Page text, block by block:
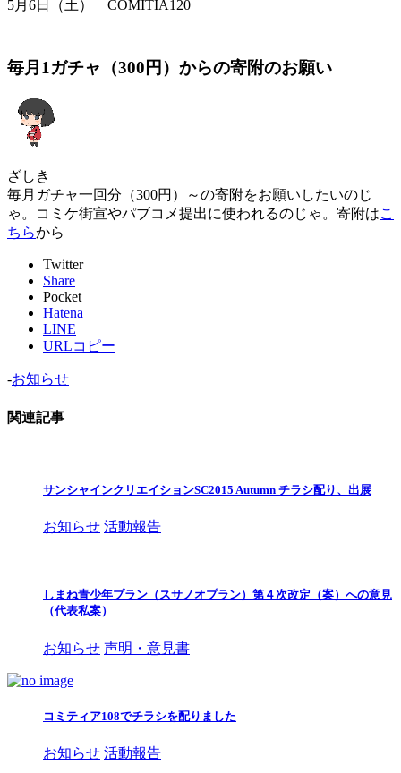
5月6日（土） COMITIA120
毎月1ガチャ（300円）からの寄附のお願い
ざしき
毎月ガチャ一回分（300円）～の寄附をお願いしたいのじ
ゃ。コミケ街宣やパブコメ提出に使われるのじゃ。寄附はこ
ちらから
Twitter
Share
Pocket
Hatena
LINE
URLコピー
-お知らせ
関連記事
サンシャインクリエイションSC2015 Autumn チラシ配り、出展
お知らせ 活動報告
しまね青少年プラン（スサノオプラン）第４次改定（案）への意見
（代表私案）
お知らせ 声明・意見書
コミティア108でチラシを配りました
お知らせ 活動報告